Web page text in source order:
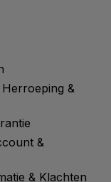
&
&
& Klachten